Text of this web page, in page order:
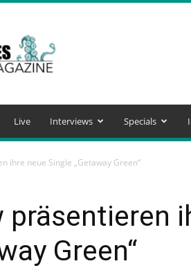
Live Interviews Specials
ihre neue Single „Getaway Green“
präsentieren
Green“